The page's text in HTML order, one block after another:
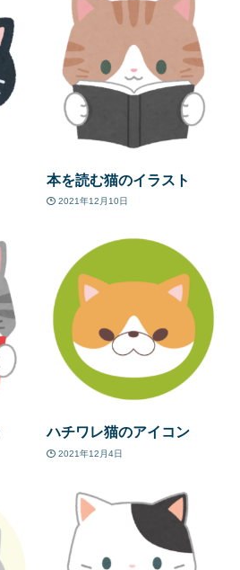
本を読む猫のイラスト
2021年12月10日
ハチワレ猫のアイコン
2021年12月4日